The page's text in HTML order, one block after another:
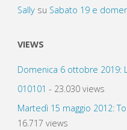
Sallysu Sabato 19 e
VIEWS
Domenica 6 ottobre 2019:
010101 - 23.030 views
Martedì 15 maggio 2012:
16.717 views